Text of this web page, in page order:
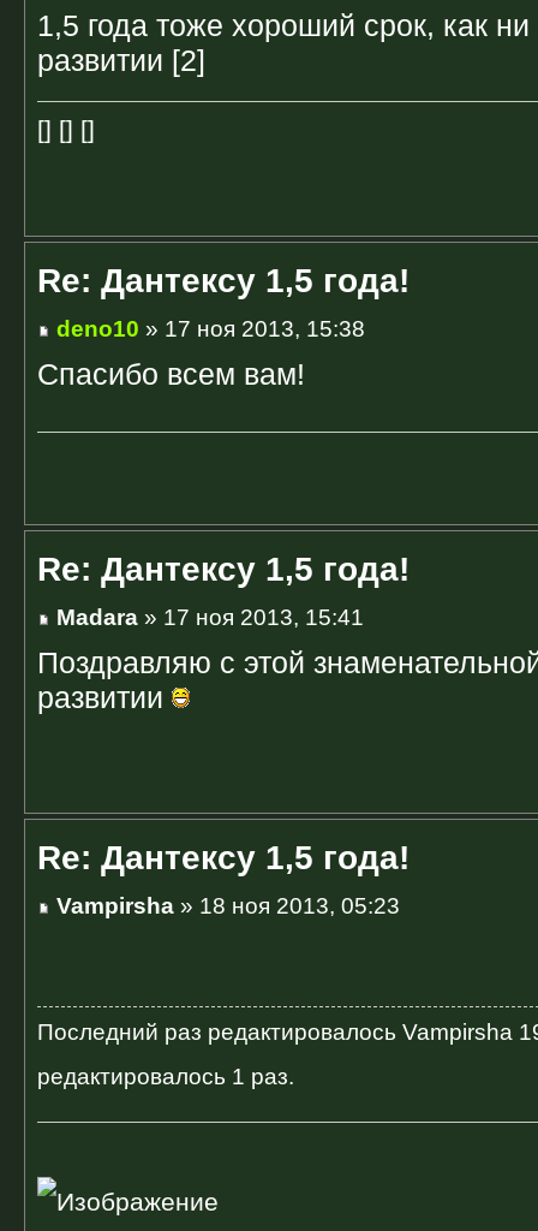
1,5 года тоже хороший срок, как
развитии [2]
[] [] []
Re: Дантексу 1,5 года!
deno10 » 17 ноя 2013, 15:38
Спасибо всем вам!
Re: Дантексу 1,5 года!
Madara » 17 ноя 2013, 15:41
Поздравляю с этой
развитии
Re: Дантексу 1,5 года!
Vampirsha » 18 ноя 2013, 05:23
Последний раз редактировалось Vampirsha
редактировалось 1 раз.